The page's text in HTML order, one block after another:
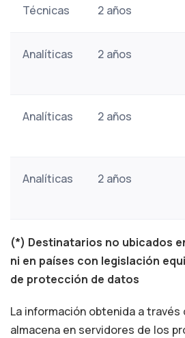
Técnicas 2 años
Analíticas 2 años
Analíticas 2 años
Analíticas 2 años
(*) Destinatarios no ubicados
ni en países con legislación
de protección de datos
La información obtenida a
almacena en servidores de los